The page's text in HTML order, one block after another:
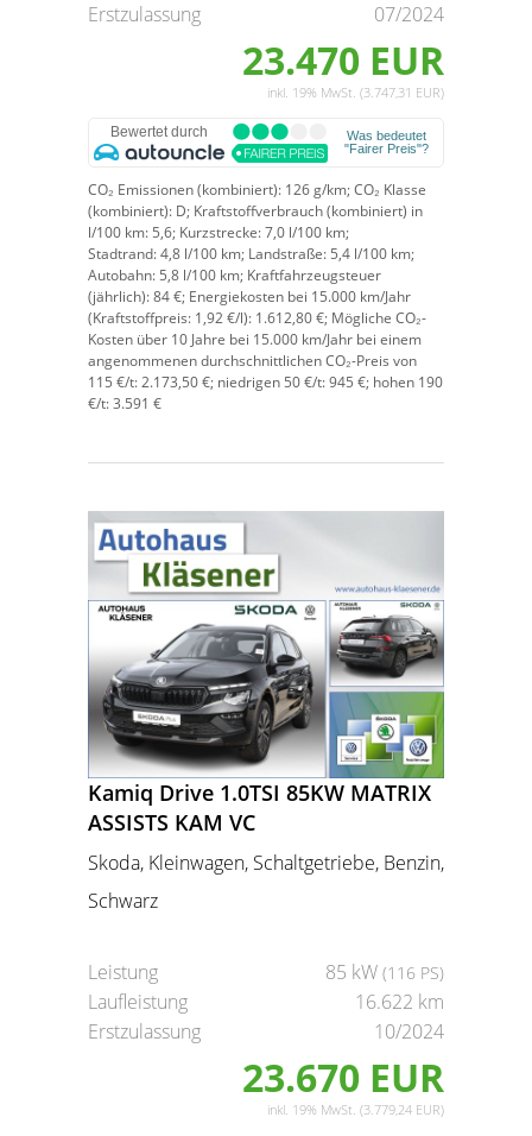
Erstzulassung
07/2024
23.470 EUR
inkl. 19% MwSt. (3.747,31 EUR)
CO₂ Emissionen (kombiniert): 126 g/km;CO₂ Klasse
(kombiniert): D; Kraftstoffverbrauch (kombiniert) in
l/100 km: 5,6; Kurzstrecke:7,0 l/100 km;
Stadtrand:4,8 l/100 km; Landstraße: 5,4 l/100 km;
Autobahn: 5,8 l/100 km; Kraftfahrzeugsteuer
(jährlich):84 €; Energiekosten bei 15.000 km/Jahr
(Kraftstoffpreis: 1,92€/l): 1.612,80 €; Mögliche CO₂-
Kosten über 10 Jahre bei 15.000 km/Jahr bei einem
angenommenen durchschnittlichen CO₂-Preis von
115 €/t:2.173,50 €; niedrigen 50 €/t: 945 €; hohen 190
€/t: 3.591 €
Kamiq Drive 1.0TSI 85KW MATRIX
ASSISTS KAM VC
Skoda, Kleinwagen, Schaltgetriebe, Benzin,
Schwarz
Leistung 85 kW (116 PS)
Laufleistung
16.622 km
Erstzulassung
10/2024
23.670 EUR
inkl. 19% MwSt. (3.779,24 EUR)